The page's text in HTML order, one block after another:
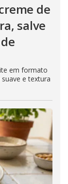
de
salve
em formato
e textura